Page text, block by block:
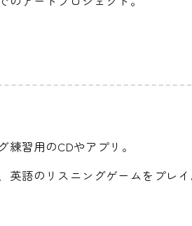
習用のCDやアプリ。
英語のリスニングゲームをプレ